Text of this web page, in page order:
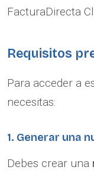
FacturaDirecta
Requisitos
Para acceder a
necesitas:
1. Generar una
Debes crear una